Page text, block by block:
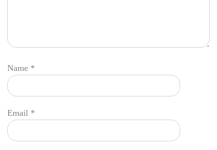
Name *
Email *